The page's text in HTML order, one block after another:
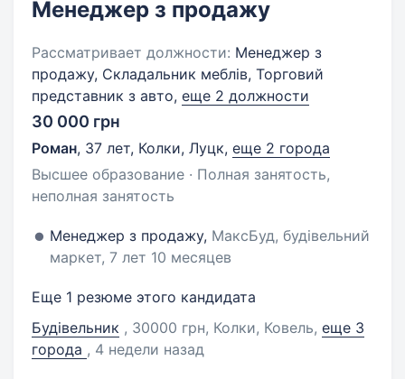
Менеджер з продажу
Рассматривает должности: Менеджер з
продажу, Складальник меблів, Торговий
представник з авто, еще 2 должности
30 000 грн
Роман, 37 лет, Колки, Луцк, еще 2 города
Высшее образование · Полная занятость,
неполная занятость
Менеджер з продажу, МаксБуд, будівельний
маркет, 7 лет 10 месяцев
Еще 1 резюме этого кандидата
Будівельник , 30000 грн, Колки, Ковель, еще 3
города , 4 недели назад